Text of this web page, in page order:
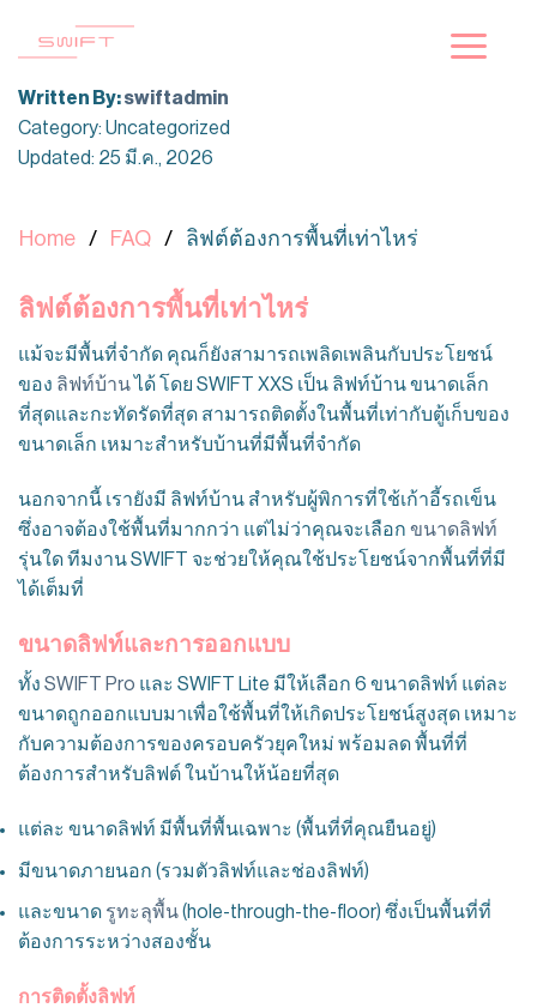
เนื้อหา
Written By:swiftadmin
Category: Uncategorized
Updated: 25 มี.ค., 2026
Home FAQ ลิฟต์ต้องการพื้นที่เท่าไหร่
ลิฟต์ต้องการพื้นที่เท่าไหร่
แม้จะมีพื้นที่จำกัด คุณก็ยังสามารถเพลิดเพลินกับประโยชน์
ของ ลิฟท์บ้านได้ โดย SWIFT XXS เป็น ลิฟท์บ้าน ขนาดเล็ก
ที่สุดและกะทัดรัดที่สุด สามารถติดตั้งในพื้นที่เท่ากับตู้เก็บของ
ขนาดเล็ก เหมาะสำหรับบ้านที่มีพื้นที่จำกัด
นอกจากนี้ เรายังมี ลิฟท์บ้าน สำหรับผู้พิการที่ใช้เก้าอี้รถเข็น
ซึ่งอาจต้องใช้พื้นที่มากกว่า แต่ไม่ว่าคุณจะเลือก ขนาดลิฟท์
รุ่นใด ทีมงาน SWIFT จะช่วยให้คุณใช้ประโยชน์จากพื้นที่ที่มี
ได้เต็มที่
ขนาดลิฟท์และการออกแบบ
ทั้ง SWIFT Pro และ SWIFT Lite มีให้เลือก 6 ขนาดลิฟท์ แต่ละ
ขนาดถูกออกแบบมาเพื่อใช้พื้นที่ให้เกิดประโยชน์สูงสุด เหมาะ
กับความต้องการของครอบครัวยุคใหม่ พร้อมลด พื้นที่ที่
ต้องการสำหรับลิฟต์ ในบ้านให้น้อยที่สุด
แต่ละ ขนาดลิฟท์ มีพื้นที่พื้นเฉพาะ (พื้นที่ที่คุณยืนอยู่)
มีขนาดภายนอก (รวมตัวลิฟท์และช่องลิฟท์)
และขนาด รูทะลุพื้น(hole-through-the-floor) ซึ่งเป็นพื้นที่ที่
ต้องการระหว่างสองชั้น
การติดตั้งลิฟท์